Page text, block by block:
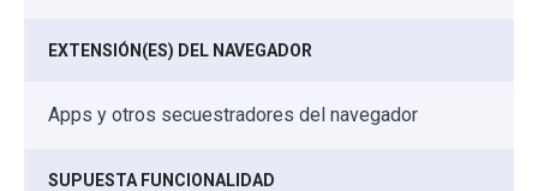
EXTENSIÓN(ES) DEL NAVEGADOR
Apps y otros secuestradores del navegador
SUPUESTA FUNCIONALIDAD